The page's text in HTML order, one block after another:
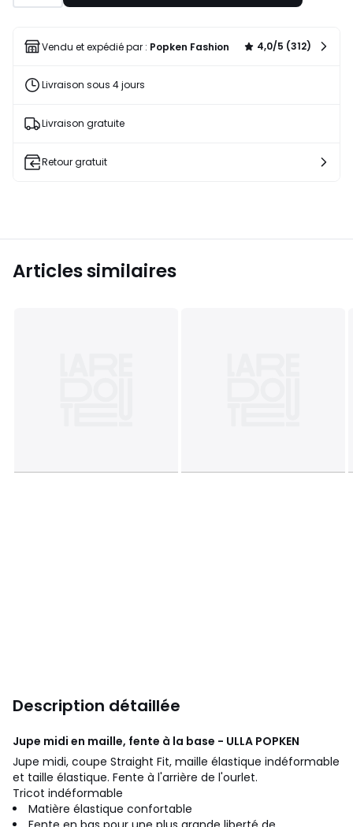
liste
Vendu et expédié par : Popken Fashion 4,0/5 (312)
Livraison sous 4 jours
Livraison gratuite
Retour gratuit
Articles similaires
Description détaillée
Jupe midi en maille, fente à la base - ULLA POPKEN
Jupe midi, coupe Straight Fit, maille élastique indéformable
et taille élastique. Fente à l'arrière de l'ourlet.
Tricot indéformable
Matière élastique confortable